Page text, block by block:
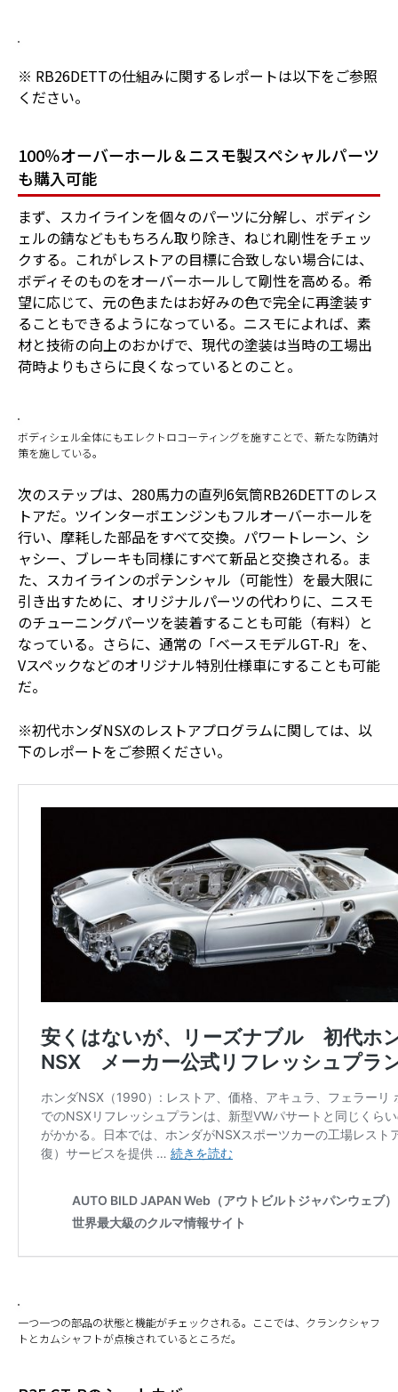
※ RB26DETTの仕組みに関するレポートは以下をご参照
ください。
100％オーバーホール＆ニスモ製スペシャルパーツ
も購入可能
まず、スカイラインを個々のパーツに分解し、ボディシ
ェルの錆などももちろん取り除き、ねじれ剛性をチェッ
クする。これがレストアの目標に合致しない場合には、
ボディそのものをオーバーホールして剛性を高める。希
望に応じて、元の色またはお好みの色で完全に再塗装す
ることもできるようになっている。ニスモによれば、素
材と技術の向上のおかげで、現代の塗装は当時の工場出
荷時よりもさらに良くなっているとのこと。
ボディシェル全体にもエレクトロコーティングを施すことで、新たな防錆対
策を施している。
次のステップは、280馬力の直列6気筒RB26DETTのレス
トアだ。ツインターボエンジンもフルオーバーホールを
行い、摩耗した部品をすべて交換。パワートレーン、シ
ャシー、ブレーキも同様にすべて新品と交換される。ま
た、スカイラインのポテンシャル（可能性）を最大限に
引き出すために、オリジナルパーツの代わりに、ニスモ
のチューニングパーツを装着することも可能（有料）と
なっている。さらに、通常の「ベースモデルGT-R」を、
Vスペックなどのオリジナル特別仕様車にすることも可能
だ。
※初代ホンダNSXのレストアプログラムに関しては、以
下のレポートをご参照ください。
一つ一つの部品の状態と機能がチェックされる。ここでは、クランクシャフ
トとカムシャフトが点検されているところだ。